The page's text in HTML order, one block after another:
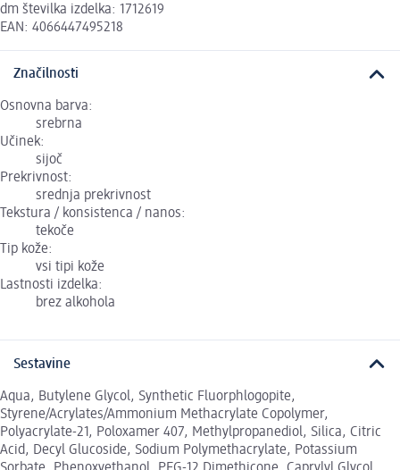
dm številka izdelka: 1712619
EAN: 4066447495218
Značilnosti
Osnovna barva:
srebrna
Učinek:
sijoč
Prekrivnost:
srednja prekrivnost
Tekstura / konsistenca / nanos:
tekoče
Tip kože:
vsi tipi kože
Lastnosti izdelka:
brez alkohola
Sestavine
Aqua, Butylene Glycol, Synthetic Fluorphlogopite,
Styrene/Acrylates/Ammonium Methacrylate Copolymer,
Polyacrylate-21, Poloxamer 407, Methylpropanediol, Silica, Citric
Acid, Decyl Glucoside, Sodium Polymethacrylate, Potassium